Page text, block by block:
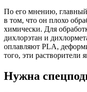
По его мнению, главный
в том, что он плохо
химически. Для
дихлорэтан и
оплавляют PLA,
того, эти растворители
Нужна